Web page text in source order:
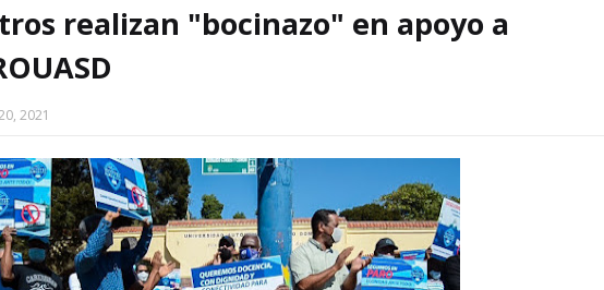
realizan "bocinazo" en apoyo a
2021